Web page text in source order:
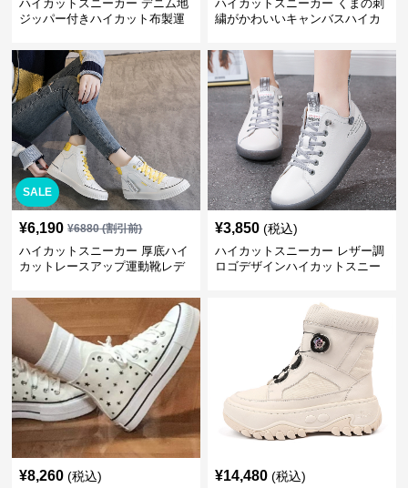
ハイカットスニーカー デニム地
ジッパー付きハイカット布製運
ハイカットスニーカー くまの刺
繍がかわいいキャンバスハイカ
SALE
¥6,190 ¥6880(割引前)
ハイカットスニーカー 厚底ハイ
カットレースアップ運動靴レデ
¥3,850 (税込)
ハイカットスニーカー レザー調
ロゴデザインハイカットスニー
¥8,260 (税込) ¥14,480 (税込)